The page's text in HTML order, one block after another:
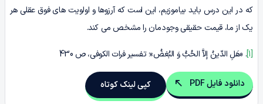
که در این درس باید بیاموزیم، این است که آرزوها و اولویت های فوق عقلی هر
یک از ما، قیمت حقیقی وجودمان را مشخص می کند.
[1] . «هَلِ الدّینُ إلاَّ الحُبُّ وَ البُغضُ»؛ تفسیر فرات الکوفی، ص 430
دانلود فایل PDF کپی لینک کوتاه